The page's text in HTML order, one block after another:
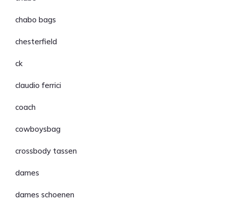
chabo bags
chesterfield
ck
claudio ferrici
coach
cowboysbag
crossbody tassen
dames
dames schoenen